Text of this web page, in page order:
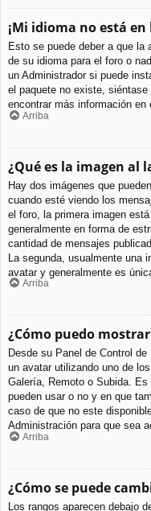
¡Mi idioma no está
Esto se puede deber a que la
de su idioma para el foro o
un Administrador si puede
el paquete no existe,
encontrar más información en
Arriba
¿Qué es la imagen al
Hay dos imágenes que
cuando esté viendo los
el foro, la primera imagen
generalmente en forma de
cantidad de mensajes
La segunda, usualmente
avatar y generalmente es
Arriba
¿Cómo puedo
Desde su Panel de Control
un avatar utilizando uno de
Galería, Remoto o Subida.
pueden usar o no y en que
caso de que no este
Administración para que sea
Arriba
¿Cómo se puede
Los rangos aparecen debajo